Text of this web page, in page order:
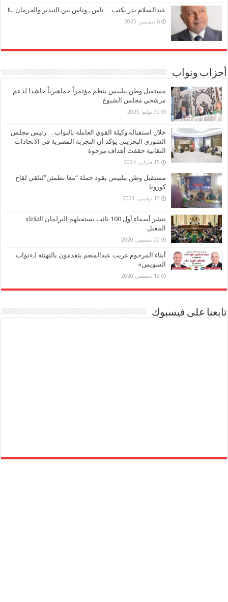
عبدالسلام بدر يكتب… ناس . وناس بين التبذير والحرمان ..!!
6 ديسمبر، 2025
أحزاب ونواب
مستقبل وطن ببلبيس ينظم مؤتمراً جماهيرياً حاشدا لدعم
مرشحي مجلس الشيوخ
30 يوليو، 2025
خلال استقباله وكيلة القوي العاملة بالنواب… رئيس مجلس
الشورى البحريني يؤكد أن التجربة المصرية في الاتحادات
النقابية حققت أهداف مرجوة
15 فبراير، 2024
مستقبل وطن ببلبيس يقود حملة “معا نطمئن”لتلقي لقاح
كورونا
13 نوفمبر، 2021
ننشر أسماء أول 100 نائب يستقبلهم البرلمان الثلاثاء
المقبل
20 ديسمبر، 2020
أبناء المرحوم غريب عبدالمنعم يتقدمون بالتهنئة لـ«نواب
السويس»
13 ديسمبر، 2020
تابعنا على فيسبوك